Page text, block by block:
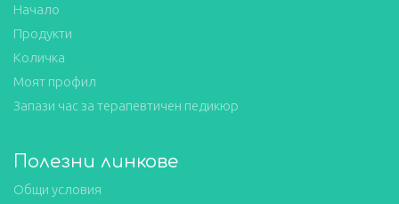
Начало
Продукти
Количка
Моят профил
Запази час за терапевтичен педикюр
Полезни линкове
Общи условия